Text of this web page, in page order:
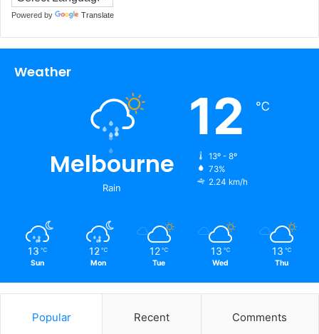
Powered by Translate
Weather
Melbourne
Rain
12 ℃
13º - 8º
73%
2.24 km/h
13 ℃
Sun
12 ℃
Mon
12 ℃
Tue
13 ℃
Wed
13 ℃
Thu
Popular Recent Comments